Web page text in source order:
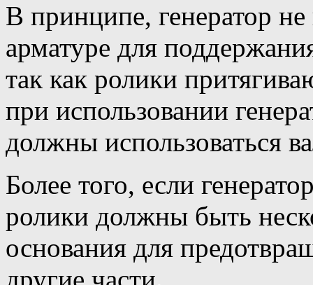
В принципе, генератор
арматуре для
так как ролики
при использовании
должны использоваться
Более того, если
ролики должны быть
основания для